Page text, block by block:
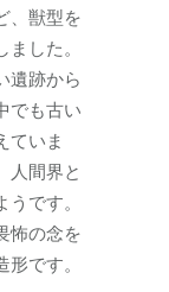
、獣型を
した。
遺跡から
でも古い
ていま
人間界と
です。
怖の念を
です。